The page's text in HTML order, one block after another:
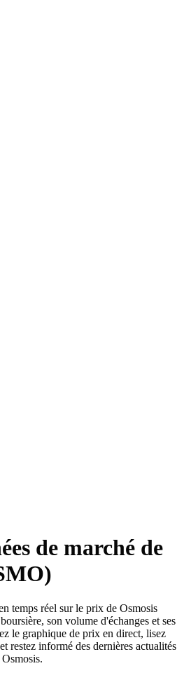
de marché de
temps réel sur le prix de Osmosis
son volume d'échanges et ses
le graphique de prix en direct, lisez
restez informé des dernières actualités